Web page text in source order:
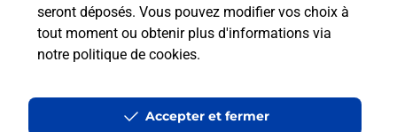
seront déposés. Vous pouvez modifier vos choix à
tout moment ou obtenir plus d'informations via
notre politique de cookies.
Accepter et fermer
Accessibilité : partiellement conforme